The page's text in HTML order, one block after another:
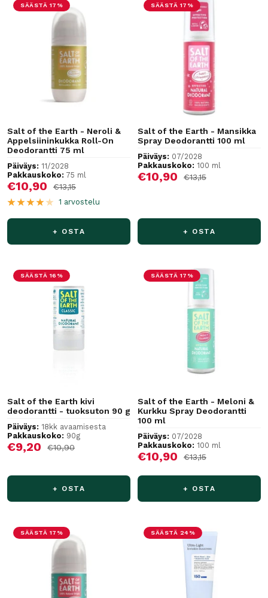
SÄÄSTÄ 17%
Salt of the Earth - Neroli &
Appelsiininkukka Roll-On
Deodorantti 75 ml
Päiväys: 11/2028
Pakkauskoko: 75 ml
Alennushinta
€10,90 Normaalihinta
€13,15
1 arvostelu
+ OSTA
SÄÄSTÄ 17%
Salt of the Earth - Mansikka
Spray Deodorantti 100 ml
Päiväys: 07/2028
Pakkauskoko: 100 ml
Alennushinta
€10,90 Normaalihinta
€13,15
+ OSTA
SÄÄSTÄ 16%
Salt of the Earth kivi
deodorantti - tuoksuton 90 g
Päiväys: 18kk avaamisesta
Pakkauskoko: 90g
Alennushinta
€9,20 Normaalihinta
€10,90
+ OSTA
SÄÄSTÄ 17%
Salt of the Earth - Meloni &
Kurkku Spray Deodorantti
100 ml
Päiväys: 07/2028
Pakkauskoko: 100 ml
Alennushinta
€10,90 Normaalihinta
€13,15
+ OSTA
SÄÄSTÄ 17% SÄÄSTÄ 24%